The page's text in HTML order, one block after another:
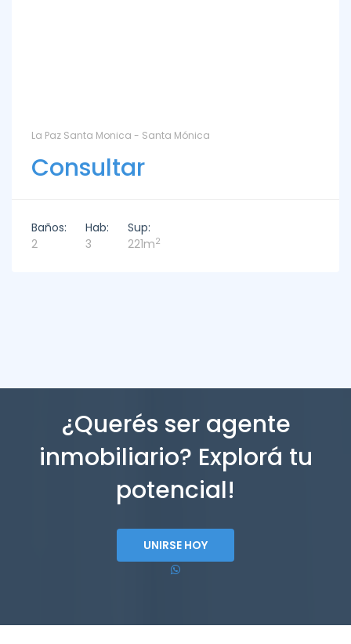
La Paz Santa Monica - Santa Mónica
Consultar
Baños:
2
Hab:
3
Sup:
221m2
¿Querés ser agente
inmobiliario? Explorá tu
potencial!
UNIRSE HOY